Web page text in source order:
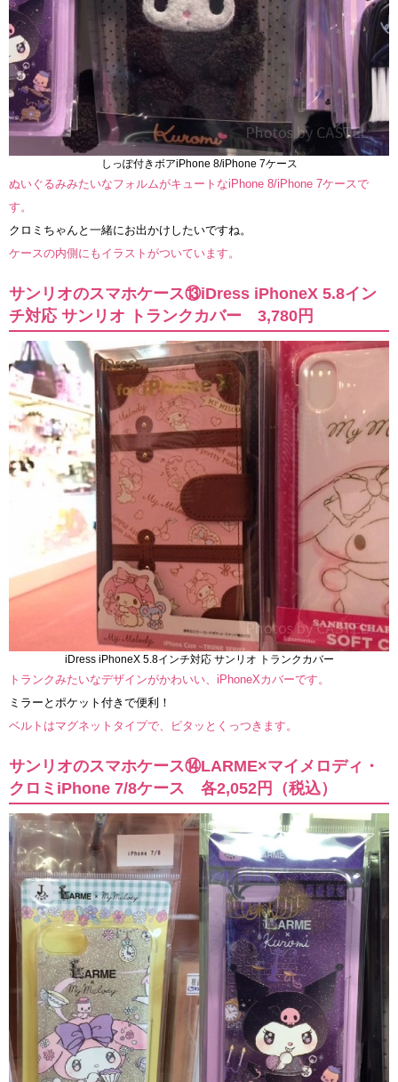
しっぽ付きボアiPhone 8/iPhone 7ケース
ぬいぐるみみたいなフォルムがキュートなiPhone 8/iPhone 7ケースで
す。
クロミちゃんと一緒にお出かけしたいですね。
ケースの内側にもイラストがついています。
サンリオのスマホケース⑬iDress iPhoneX 5.8イン
チ対応 サンリオ トランクカバー 3,780円
iDress iPhoneX 5.8インチ対応 サンリオ トランクカバー
トランクみたいなデザインがかわいい、iPhoneXカバーです。
ミラーとポケット付きで便利！
ベルトはマグネットタイプで、ピタッとくっつきます。
サンリオのスマホケース⑭LARME×マイメロディ・
クロミiPhone 7/8ケース 各2,052円（税込）